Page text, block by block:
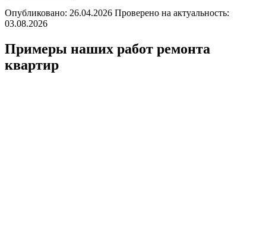
Опубликовано: 26.04.2026 Проверено на актуальность:
03.08.2026
Примеры наших работ ремонта
квартир